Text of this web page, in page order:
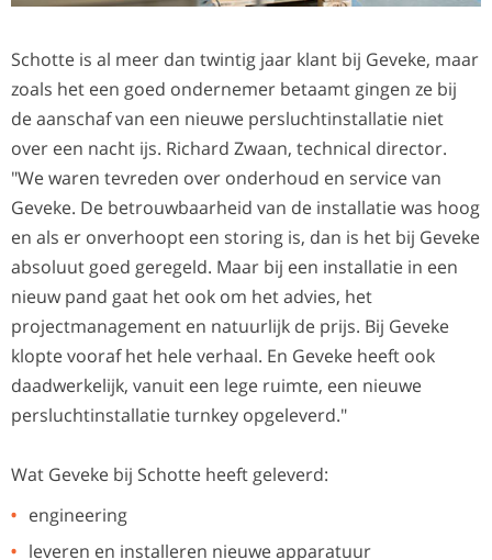
Schotte is al meer dan twintig jaar klant bij Geveke, maar
zoals het een goed ondernemer betaamt gingen ze bij
de aanschaf van een nieuwe persluchtinstallatie niet
over een nacht ijs. Richard Zwaan, technical director.
"We waren tevreden over onderhoud en service van
Geveke. De betrouwbaarheid van de installatie was hoog
en als er onverhoopt een storing is, dan is het bij Geveke
absoluut goed geregeld. Maar bij een installatie in een
nieuw pand gaat het ook om het advies, het
projectmanagement en natuurlijk de prijs. Bij Geveke
klopte vooraf het hele verhaal. En Geveke heeft ook
daadwerkelijk, vanuit een lege ruimte, een nieuwe
persluchtinstallatie turnkey opgeleverd."
Wat Geveke bij Schotte heeft geleverd:
engineering
leveren en installeren nieuwe apparatuur